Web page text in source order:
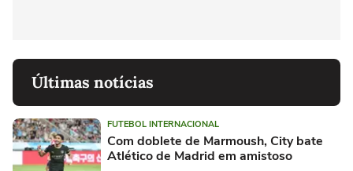
Últimas notícias
FUTEBOL INTERNACIONAL
Com doblete de Marmoush, City bate
Atlético de Madrid em amistoso